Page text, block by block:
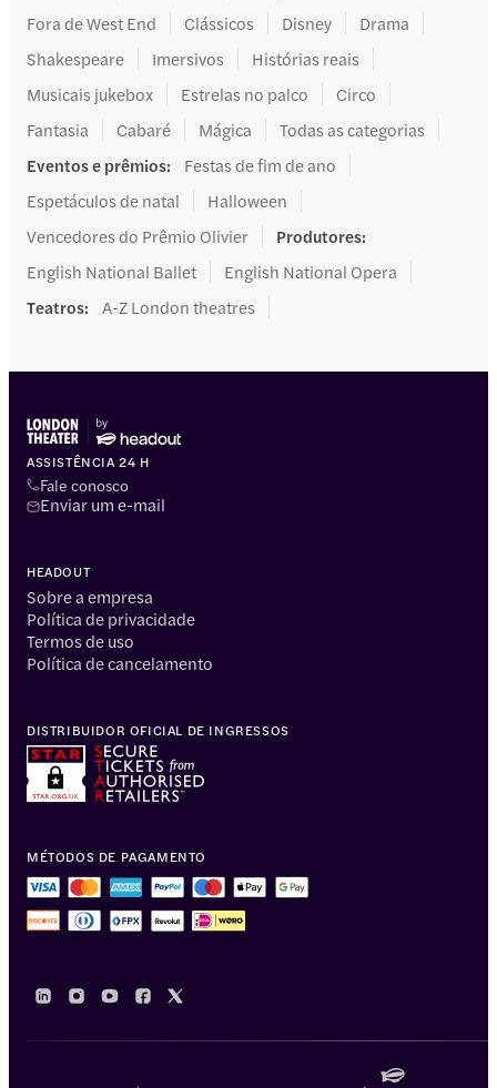
Fora de West End
Clássicos Disney
Drama
Shakespeare
Imersivos
Histórias reais
Musicais jukebox
Estrelas no palco
Circo
Fantasia
Cabaré Mágica
Todas as categorias
Eventos e prêmios:
Festas de fim de ano
Espetáculos de natal
Halloween
Vencedores do Prêmio Olivier
Produtores:
English National Ballet
English National Opera
Teatros: A-Z London theatres
ASSISTÊNCIA 24 H
Fale conosco
Enviar um e-mail
HEADOUT
Sobre a empresa
Política de privacidade
Termos de uso
Política de cancelamento
MÉTODOS DE PAGAMENTO
DISTRIBUIDOR OFICIAL DE INGRESSOS